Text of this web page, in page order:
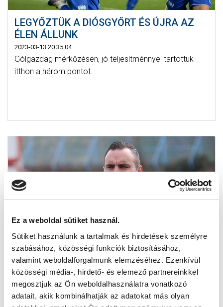
Ez a weboldal sütiket használ.
Sütiket használunk a tartalmak és hirdetések személyre
szabásához, közösségi funkciók biztosításához,
valamint weboldalforgalmunk elemzéséhez. Ezenkívül
közösségi média-, hirdető- és elemező partnereinkkel
megosztjuk az Ön weboldalhasználatra vonatkozó
adatait, akik kombinálhatják az adatokat más olyan
LEGYŐZTÜK A DIÓSGYŐRT ÉS ÚJRA AZ
ÉLEN ÁLLUNK
2023-03-13 20:35:04
Gólgazdag mérkőzésen, jó teljesítménnyel tartottuk
itthon a három pontot.
HORVÁTH DÁVID: „SZERETNENK
KIHASZNÁLNI A HAZAI PÁLYA ELŐNYÉT,
EHHEZ KELLENEK A SZURKOLÓINK IS”
(VIDEÓ)